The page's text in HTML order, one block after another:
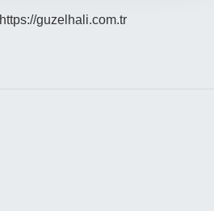
https://guzelhali.com.tr